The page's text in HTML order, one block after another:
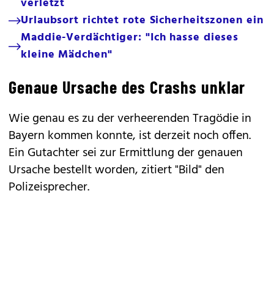
Urlaubsort richtet rote Sicherheitszonen ein
Maddie-Verdächtiger: "Ich hasse dieses
kleine Mädchen"
Genaue Ursache des Crashs unklar
Wie genau es zu der verheerenden Tragödie in
Bayern kommen konnte, ist derzeit noch offen.
Ein Gutachter sei zur Ermittlung der genauen
Ursache bestellt worden, zitiert "Bild" den
Polizeisprecher.